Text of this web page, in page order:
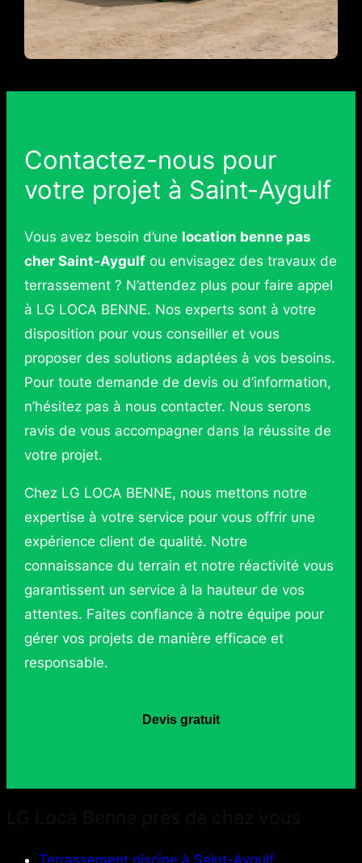
Contactez-nous pour
votre projet à Saint-Aygulf
Vous avez besoin d’une location benne pas
cher Saint-Aygulfou envisagez des travaux de
terrassement ? N’attendez plus pour faire appel
à LG LOCA BENNE. Nos experts sont à votre
disposition pour vous conseiller et vous
proposer des solutions adaptées à vos besoins.
Pour toute demande de devis ou d’information,
n’hésitez pas à nous contacter. Nous serons
ravis de vous accompagner dans la réussite de
votre projet.
Chez LG LOCA BENNE, nous mettons notre
expertise à votre service pour vous offrir une
expérience client de qualité. Notre
connaissance du terrain et notre réactivité vous
garantissent un service à la hauteur de vos
attentes. Faites confiance à notre équipe pour
gérer vos projets de manière efficace et
responsable.
Devis gratuit